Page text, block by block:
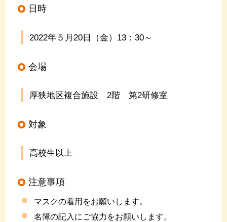
日時
2022年５月 20 日（金） 13 ：30～
会場
厚狭地区複合施設2階 第2研修室
対象
高校生以上
注意事項
マスクの着用をお願いします。
名簿の記入にご協力をお願いします。